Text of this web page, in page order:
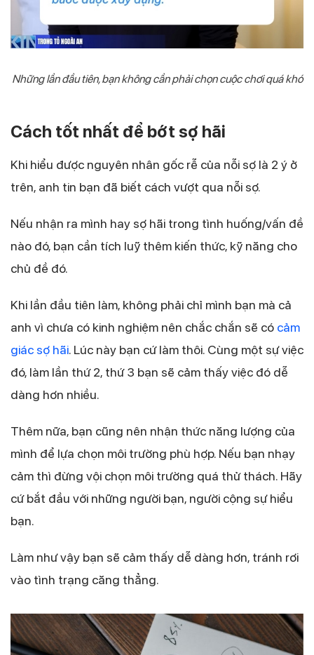
Những lần đầu tiên, bạn không cần phải chọn cuộc chơi quá khó
Cách tốt nhất để bớt sợ hãi
Khi hiểu được nguyên nhân gốc rễ của nỗi sợ là 2 ý ở
trên, anh tin bạn đã biết cách vượt qua nỗi sợ.
Nếu nhận ra mình hay sợ hãi trong tình huống/vấn đề
nào đó, bạn cần tích luỹ thêm kiến thức, kỹ năng cho
chủ đề đó.
Khi lần đầu tiên làm, không phải chỉ mình bạn mà cả
anh vì chưa có kinh nghiệm nên chắc chắn sẽ có cảm
giác sợ hãi. Lúc này bạn cứ làm thôi. Cùng một sự việc
đó, làm lần thứ 2, thứ 3 bạn sẽ cảm thấy việc đó dễ
dàng hơn nhiều.
Thêm nữa, bạn cũng nên nhận thức năng lượng của
mình để lựa chọn môi trường phù hợp. Nếu bạn nhạy
cảm thì đừng vội chọn môi trường quá thử thách. Hãy
cứ bắt đầu với những người bạn, người cộng sự hiểu
bạn.
Làm như vậy bạn sẽ cảm thấy dễ dàng hơn, tránh rơi
vào tình trạng căng thẳng.